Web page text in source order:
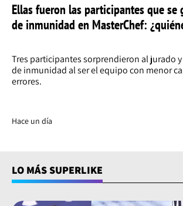
Ellas fueron las participantes que se
de inmunidad en MasterChef:
Tres participantes sorprendieron al jurado
de inmunidad al ser el equipo con menor
errores.
Hace un día
LO MÁS SUPERLIKE